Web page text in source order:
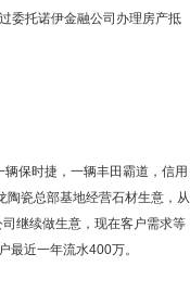
委托诺伊金融公司办理房产抵
保时捷，一辆丰田霸道，信用
陶瓷总部基地经营石材生意，从
继续做生意，现在客户需求等
最近一年流水400万。